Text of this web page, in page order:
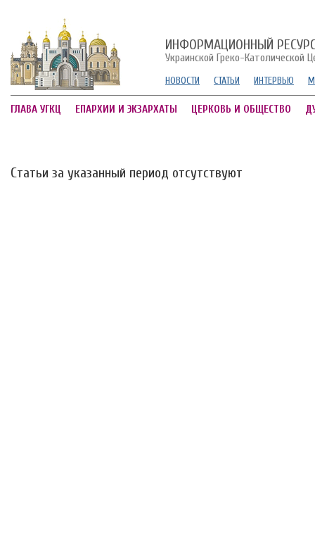
ИНФОРМАЦИОННЫЙ
Украинской Греко-Католической
НОВОСТИ СТАТЬИ ИНТЕРВЬЮ
ГЛАВА УГКЦ ЕПАРХИИ И ЭКЗАРХАТЫ ЦЕРКОВЬ И ОБЩЕСТВО
Статьи за указанный период отсутствуют